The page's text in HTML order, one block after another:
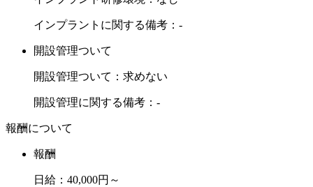
インプラントに関する備考：-
開設管理ついて
開設管理ついて：求めない
開設管理に関する備考：-
報酬について
報酬
日給：40,000円～